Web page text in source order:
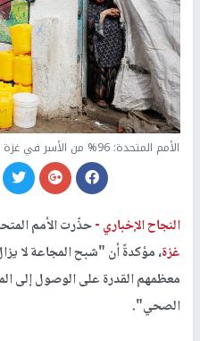
الأمم المتحدة: 96% من الأسر في غزة بلا أمن مائي و90% بلا مياه شرب آمنة
النجاح الإخباري -حذّرت الأمم
غزة، مؤكدةً أن "شبح المجاعة لا
معظمهم القدرة على الوصول إلى
الصحي".